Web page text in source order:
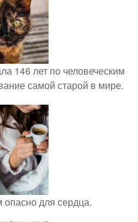
146 лет по человеческим
самой старой в мире.
для сердца.